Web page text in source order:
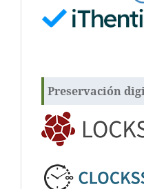
Preservación